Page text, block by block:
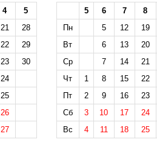
4
5
21
28
22
29
23
30
24
25
26
27
5 6 7
8
Пн
5 12
19
Вт
6 13
20
Ср
7 14
21
Чт
1 8 15
22
Пт
2 9 16
23
Сб
3 10 17
24
Вс
4 11 18 25